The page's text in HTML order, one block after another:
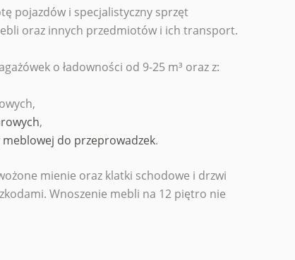
pojazdów i specjalistyczny sprzęt
oraz innych przedmiotów i ich transport.
o ładowności od 9-25 m³ oraz z:
,
do przeprowadzek.
mienie oraz klatki schodowe i drzwi
Wnoszenie mebli na 12 piętro nie